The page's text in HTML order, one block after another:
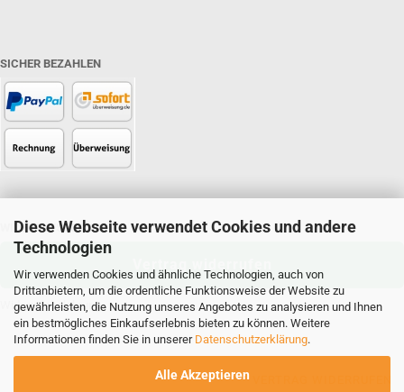
Diese Webseite verwendet Cookies und andere
Technologien
Wir verwenden Cookies und ähnliche Technologien, auch von
Drittanbietern, um die ordentliche Funktionsweise der Website zu
gewährleisten, die Nutzung unseres Angebotes zu analysieren und Ihnen
ein bestmögliches Einkaufserlebnis bieten zu können. Weitere
Informationen finden Sie in unserer Datenschutzerklärung.
Alle Akzeptieren
SICHER BEZAHLEN
WIDERRUFSRECHT
Widerrufsbelehrung